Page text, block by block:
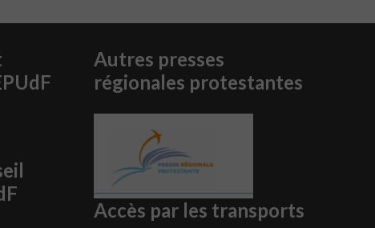
Autres presses
régionales protestantes
Accès par les transports